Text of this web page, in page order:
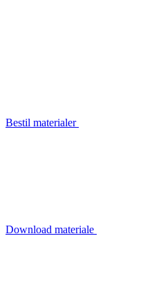
Bestil materialer
Download materiale